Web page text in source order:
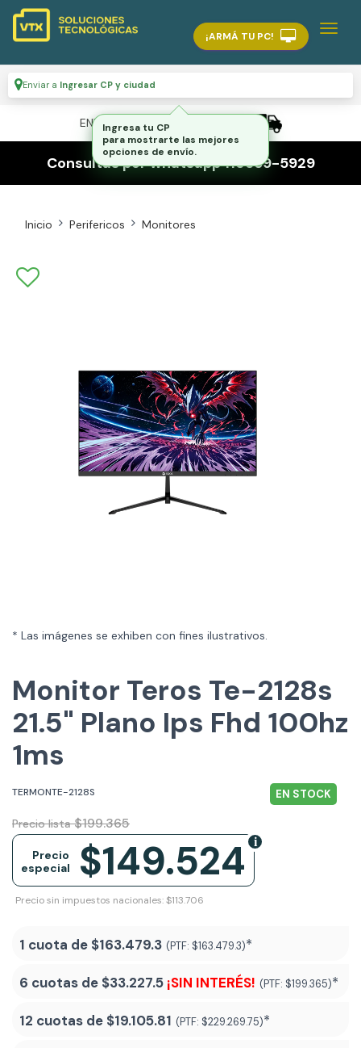
¡ARMÁ TU PC!
Enviar a Ingresar CP y ciudad
ENVÍO GRATIS A TODO EL PAÍS
Consultas por whatsapp 116559-5929
Inicio Perifericos Monitores
* Las imágenes se exhiben con fines ilustrativos.
Monitor Teros Te-2128s
21.5" Plano Ips Fhd 100hz
1ms
TERMONTE-2128S EN STOCK
Precio lista $199.365
$149.524
Precio
especial
Precio sin impuestos nacionales: $113.706
1 cuota de $163.479.3 (PTF: $163.479.3)*
6 cuotas de $33.227.5 ¡SIN INTERÉS! (PTF: $199.365)*
12 cuotas de $19.105.81 (PTF: $229.269.75)*
Ingresa tu CP
para mostrarte las mejores
opciones de envío.